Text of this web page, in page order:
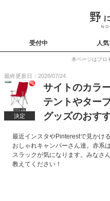
受付中 人
本ページはプロ
最終更新日：2026/07/24
決定
サイトのカラ
テントやター
グッズのおす
最近インスタやPinterestで見かけ
おしゃれキャンパーさん達。赤系
スラックが気になります。みなさ
教えてください！